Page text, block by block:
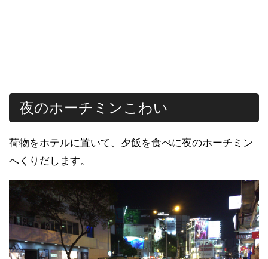
夜のホーチミンこわい
荷物をホテルに置いて、夕飯を食べに夜のホーチミン
へくりだします。